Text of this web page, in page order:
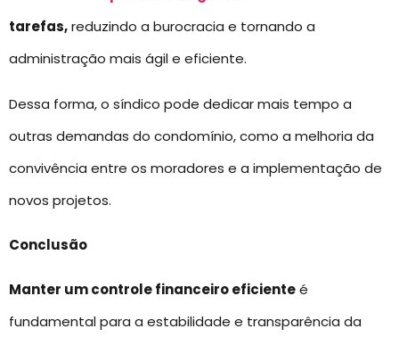
tarefas,reduzindo a burocracia e tornando a
administração mais ágil e eficiente.
Dessa forma, o síndico pode dedicar mais tempo a
outras demandas do condomínio, como a melhoria da
convivência entre os moradores e a implementação de
novos projetos.
Conclusão
Manter um controle financeiro eficienteé
fundamental para a estabilidade e transparência da